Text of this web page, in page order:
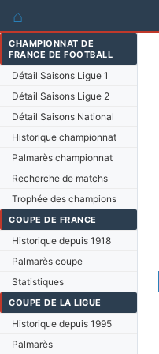
⌂
CHAMPIONNAT DE
FRANCE DE FOOTBALL
Détail Saisons Ligue 1
Détail Saisons Ligue 2
Détail Saisons National
Historique championnat
Palmarès championnat
Recherche de matchs
Trophée des champions
COUPE DE FRANCE
Historique depuis 1918
Palmarès coupe
Statistiques
COUPE DE LA LIGUE
Historique depuis 1995
Palmarès